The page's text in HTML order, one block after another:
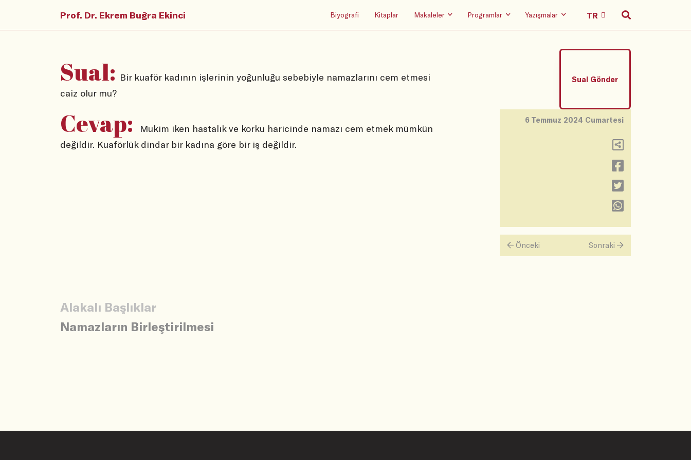
Prof. Dr. Ekrem Buğra Ekinci Biyografi Kitaplar Makaleler Programlar Yazışmalar
Sual: Bir kuaför kadının işlerinin yoğunluğu sebebiyle namazlarını cem etmesi
caiz olur mu?
Sual Gönder
Cevap:
Mukim iken hastalık ve korku haricinde namazı cem etmek mümkün
değildir. Kuaförlük dindar bir kadına göre bir iş değildir.
6 Temmuz 2024 Cumartesi
Önceki Sonraki
Alakalı Başlıklar
Namazların Birleştirilmesi